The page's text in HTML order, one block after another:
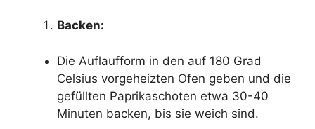
Backen:
Die Auflaufform in den auf 180 Grad
Celsius vorgeheizten Ofen geben und die
gefüllten Paprikaschoten etwa 30-40
Minuten backen, bis sie weich sind.